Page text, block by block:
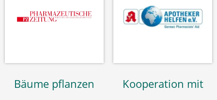
Bäume pflanzen Kooperation mit